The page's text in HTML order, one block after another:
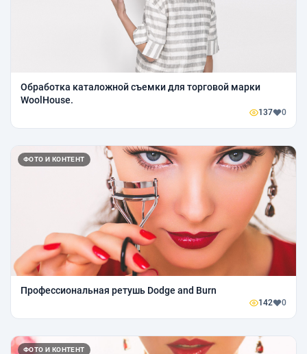
Обработка каталожной съемки для торговой марки
WoolHouse.
137 0
ФОТО И КОНТЕНТ
Профессиональная ретушь Dodge and Burn
142 0
ФОТО И КОНТЕНТ